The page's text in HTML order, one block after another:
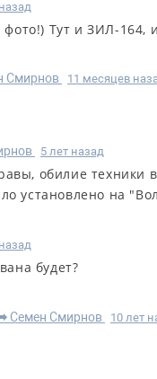
фото!) Тут и ЗИЛ-
Смирнов 11 месяцев
5 лет назад
обилие техники
установлено на
будет?
Семен Смирнов 10 лет